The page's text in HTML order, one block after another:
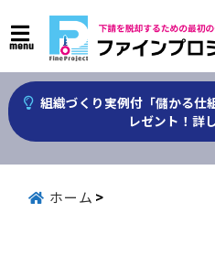
menu
組織づくり実例付「儲かる仕
レゼント！詳
ホーム